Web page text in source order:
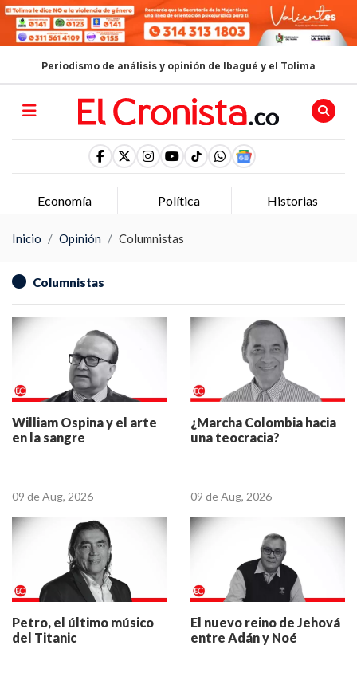
Periodismo de análisis y opinión de Ibagué y el Tolima
Economía Política Historias
Inicio Opinión Columnistas
Columnistas
William Ospina y el arte
en la sangre
09 de Aug, 2026
¿Marcha Colombia hacia
una teocracia?
09 de Aug, 2026
Petro, el último músico
del Titanic
El nuevo reino de Jehová
entre Adán y Noé